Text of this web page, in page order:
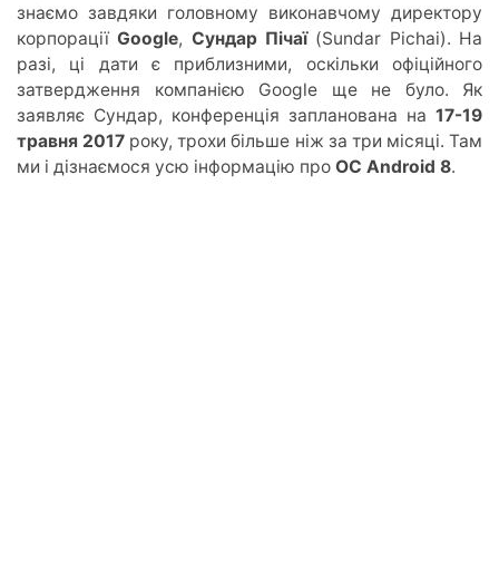
знаємо завдяки головному виконавчому директору
корпораціїGoogle, Сундар Пічаї(Sundar Pichai). На
разі, ці дати є приблизними, оскільки офіційного
затвердження компанією Google ще не було. Як
заявляє Сундар, конференція запланована на 17-19
травня 2017 року, трохи більше ніж за три місяці. Там
ми і дізнаємося усю інформацію про ОС Android 8.